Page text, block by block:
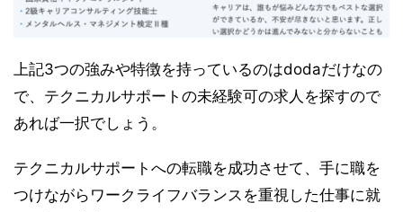
上記3つの強みや特徴を持っているのはdodaだけなの
で、テクニカルサポートの未経験可の求人を探すので
あれば一択でしょう。
テクニカルサポートへの転職を成功させて、手に職を
つけながらワークライフバランスを重視した仕事に就